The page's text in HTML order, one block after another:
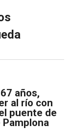
años,
al río con
puente de
Pamplona